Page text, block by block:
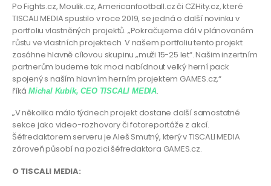
Po Fights.cz, Moulik.cz, Americanfootball.cz či CZHity.cz, které
TISCALI MEDIA spustilo v roce 2019, se jedná o další novinku v
portfoliu vlastněných projektů. „Pokračujeme dál v plánovaném
růstu ve vlastních projektech. V našem portfoliu tento projekt
zasáhne hlavně cílovou skupinu „muži 15-25 let“. Našim inzertním
partnerům budeme tak moci nabídnout velký herní pack
spojený s naším hlavním herním projektem GAMES.cz,“
říkáMichal Kubík, CEO TISCALI MEDIA.
„V několika málo týdnech projekt dostane další samostatné
sekce jako video-rozhovory či fotoreportáže z akcí.
Šéfredaktorem serveru je Aleš Smutný, který v TISCALI MEDIA
zároveň působí na pozici šéfredaktora GAMES.cz.
O TISCALI MEDIA: